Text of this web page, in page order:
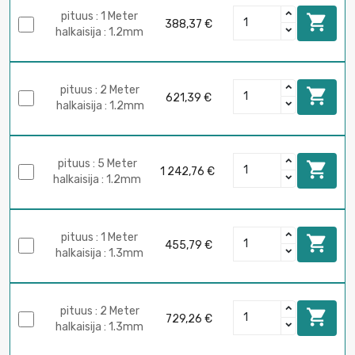
pituus : 1 Meter
halkaisija : 1.2mm
388,37 € 
pituus : 2 Meter
halkaisija : 1.2mm
621,39 € 
pituus : 5 Meter
halkaisija : 1.2mm
1 242,76 € 
pituus : 1 Meter
halkaisija : 1.3mm
455,79 € 
pituus : 2 Meter
halkaisija : 1.3mm
729,26 € 